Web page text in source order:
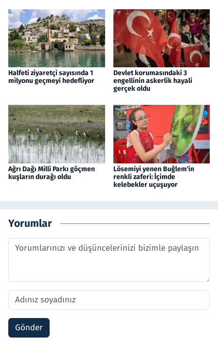
Halfeti ziyaretçi sayısında 1
milyonu geçmeyi hedefliyor
Devlet korumasındaki 3
engellinin askerlik hayali
gerçek oldu
Ağrı Dağı Milli Parkı göçmen
kuşların durağı oldu
Lösemiyi yenen Buğlem'in
renkli zaferi: İçimde
kelebekler uçuşuyor
Yorumlar
Gönder